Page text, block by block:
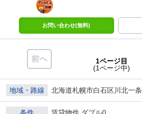
部屋
お問い合わせ(無料)
前へ
1ページ目
(1ページ中)
地域・路線 北海道札幌市白石区川北一条